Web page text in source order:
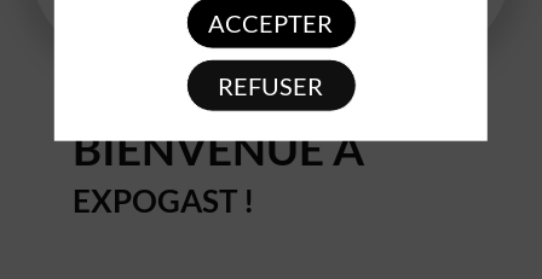
Minutes Secondes
EXPOGAST !
BIENVENUE À
ACCEPTER
REFUSER